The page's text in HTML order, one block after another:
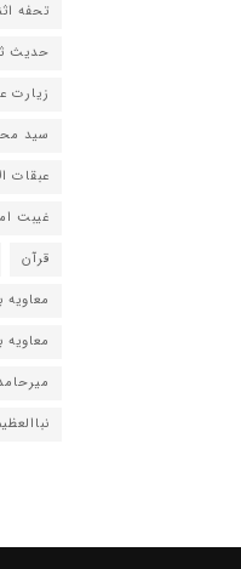
تحفه
حدیث
زیارت
سید
عبقات
غیبت
قرآن
معاویه